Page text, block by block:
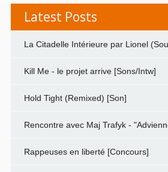
Latest Posts
La Citadelle Intérieure par Lionel
Kill Me - le projet arrive [Sons/Intw]
Hold Tight (Remixed) [Son]
Rencontre avec Maj Trafyk -
Rappeuses en liberté [Concours]